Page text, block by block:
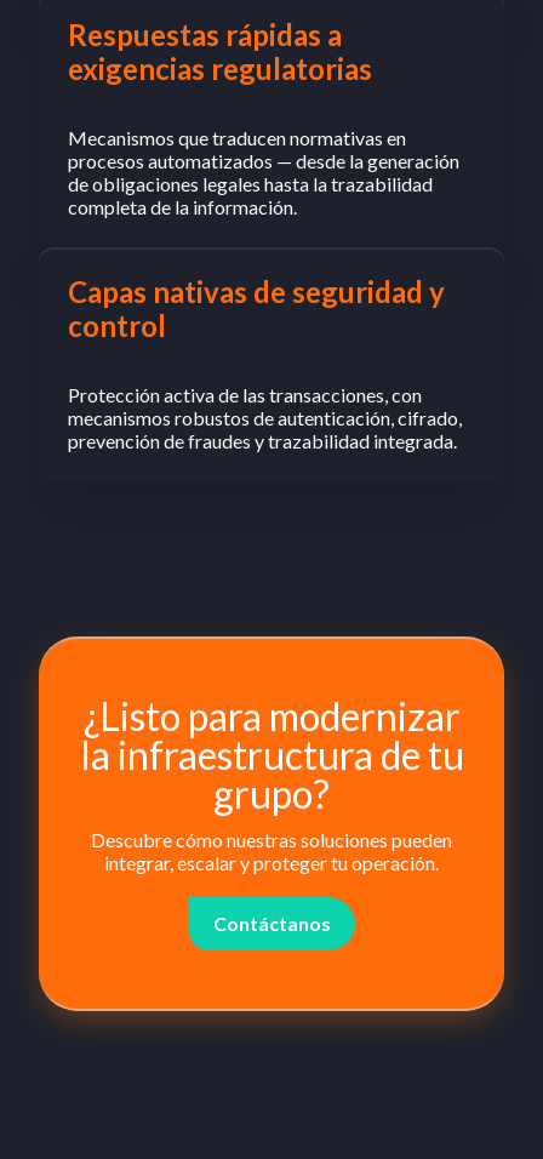
Respuestas rápidas a
exigencias regulatorias
Mecanismos que traducen normativas en
procesos automatizados — desde la generación
de obligaciones legales hasta la trazabilidad
completa de la información.
Capas nativas de seguridad y
control
Protección activa de las transacciones, con
mecanismos robustos de autenticación, cifrado,
prevención de fraudes y trazabilidad integrada.
¿Listo para modernizar
la infraestructura de tu
grupo?
Descubre cómo nuestras soluciones pueden
integrar, escalar y proteger tu operación.
Contáctanos